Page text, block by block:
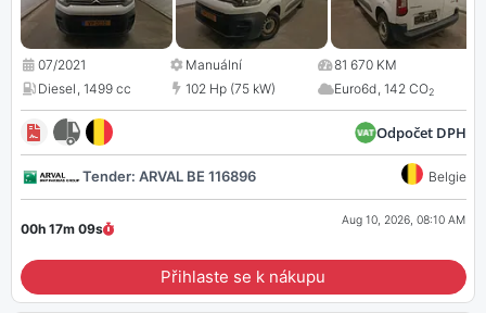
07/2021 Manuální
81 670 KM
Diesel, 1499 cc 102 Hp (75 kW) Euro6d, 142 CO2
Odpočet DPH
Tender: ARVAL BE 116896 Belgie
00h 17m 08s
Aug 10, 2026, 08:10 AM
Přihlaste se k nákupu